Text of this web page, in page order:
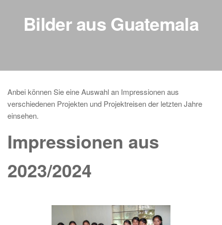
Bilder aus Guatemala
Anbei können Sie eine Auswahl an Impressionen aus
verschiedenen Projekten und Projektreisen der letzten Jahre
einsehen.
Impressionen aus
2023/2024